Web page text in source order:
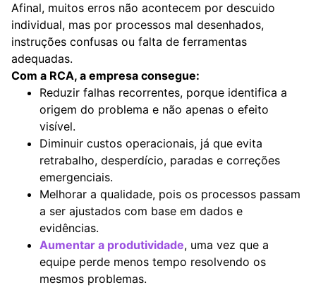
Afinal, muitos erros não acontecem por descuido
individual, mas por processos mal desenhados,
instruções confusas ou falta de ferramentas
adequadas.
Com a RCA, a empresa consegue:
Reduzir falhas recorrentes, porque identifica a
origem do problema e não apenas o efeito
visível.
Diminuir custos operacionais, já que evita
retrabalho, desperdício, paradas e correções
emergenciais.
Melhorar a qualidade, pois os processos passam
a ser ajustados com base em dados e
evidências.
Aumentar a produtividade, uma vez que a
equipe perde menos tempo resolvendo os
mesmos problemas.